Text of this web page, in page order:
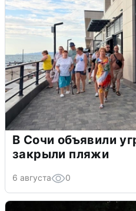
В Сочи объявили
закрыли пляжи
6 августа 0